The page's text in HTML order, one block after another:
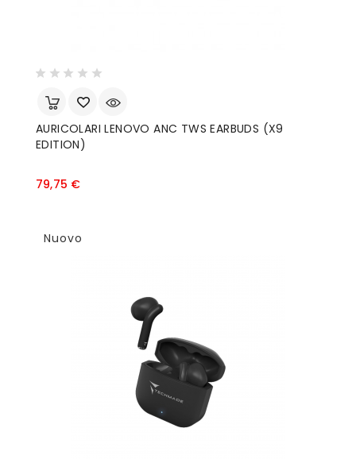
AURICOLARI LENOVO ANC TWS EARBUDS (X9
EDITION)
79,75 €Prezzo
Nuovo